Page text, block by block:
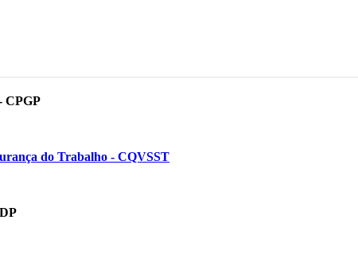
CPGP
do Trabalho - CQVSST